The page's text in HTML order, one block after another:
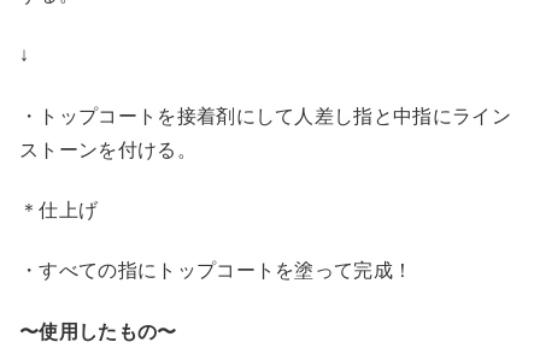
↓
・トップコートを接着剤にして人差し指と中指にライン
ストーンを付ける。
＊仕上げ
・すべての指にトップコートを塗って完成！
〜使用したもの〜